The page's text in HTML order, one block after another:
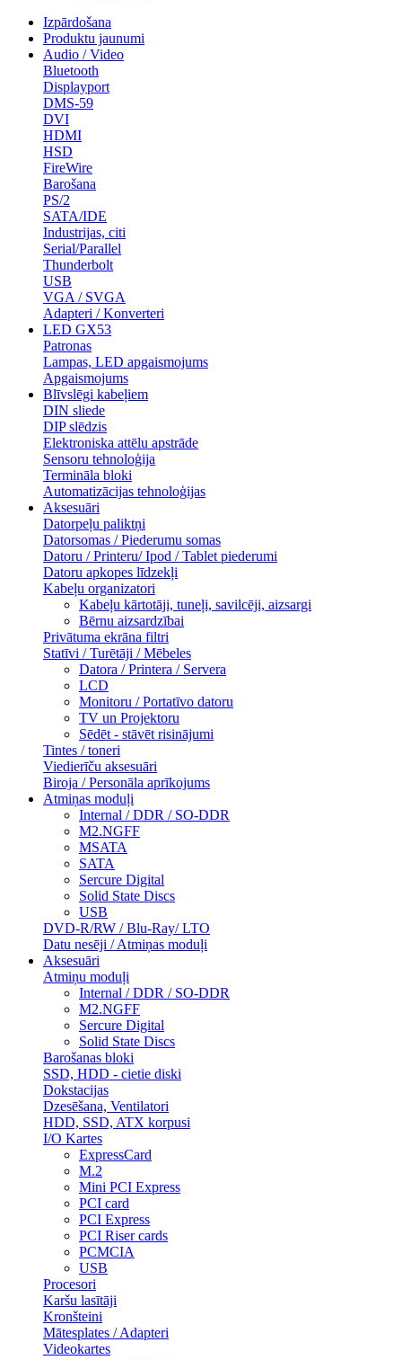
Izpārdošana
Produktu jaunumi
Audio / Video
Bluetooth
Displayport
DMS-59
DVI
HDMI
HSD
FireWire
Barošana
PS/2
SATA/IDE
Industrijas, citi
Serial/Parallel
Thunderbolt
USB
VGA / SVGA
Adapteri / Konverteri
LED GX53
Patronas
Lampas, LED apgaismojums
Apgaismojums
Blīvslēgi kabeļiem
DIN sliede
DIP slēdzis
Elektroniska attēlu apstrāde
Sensoru tehnoloģija
Termināla bloki
Automatizācijas tehnoloģijas
Aksesuāri
Datorpeļu paliktņi
Datorsomas / Piederumu somas
Datoru / Printeru/ Ipod / Tablet piederumi
Datoru apkopes līdzekļi
Kabeļu organizatori
Kabeļu kārtotāji, tuneļi, savilcēji, aizsargi
Bērnu aizsardzībai
Privātuma ekrāna filtri
Statīvi / Turētāji / Mēbeles
Datora / Printera / Servera
LCD
Monitoru / Portatīvo datoru
TV un Projektoru
Sēdēt - stāvēt risinājumi
Tintes / toneri
Viedierīču aksesuāri
Biroja / Personāla aprīkojums
Atmiņas moduļi
Internal / DDR / SO-DDR
M2.NGFF
MSATA
SATA
Sercure Digital
Solid State Discs
USB
DVD-R/RW / Blu-Ray/ LTO
Datu nesēji / Atmiņas moduļi
Aksesuāri
Atmiņu moduļi
Internal / DDR / SO-DDR
M2.NGFF
Sercure Digital
Solid State Discs
Barošanas bloki
SSD, HDD - cietie diski
Dokstacijas
Dzesēšana, Ventilatori
HDD, SSD, ATX korpusi
I/O Kartes
ExpressCard
M.2
Mini PCI Express
PCI card
PCI Express
PCI Riser cards
PCMCIA
USB
Procesori
Karšu lasītāji
Kronšteini
Mātesplates / Adapteri
Videokartes